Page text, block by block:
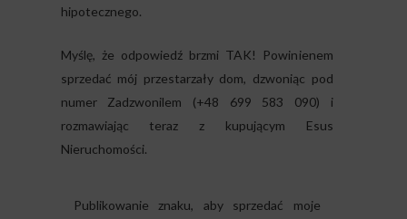
hipotecznego.
Myślę, że odpowiedź brzmi TAK! Powinienem
sprzedać mój przestarzały dom, dzwoniąc pod
numer Zadzwonilem (+48 699 583 090) i
rozmawiając teraz z kupującym Esus
Nieruchomości.
Publikowanie znaku, aby sprzedać moje